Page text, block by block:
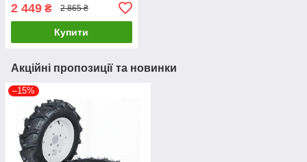
2 449 ₴ 2 865 ₴
Купити
Акційні пропозиції та новинки
–15%